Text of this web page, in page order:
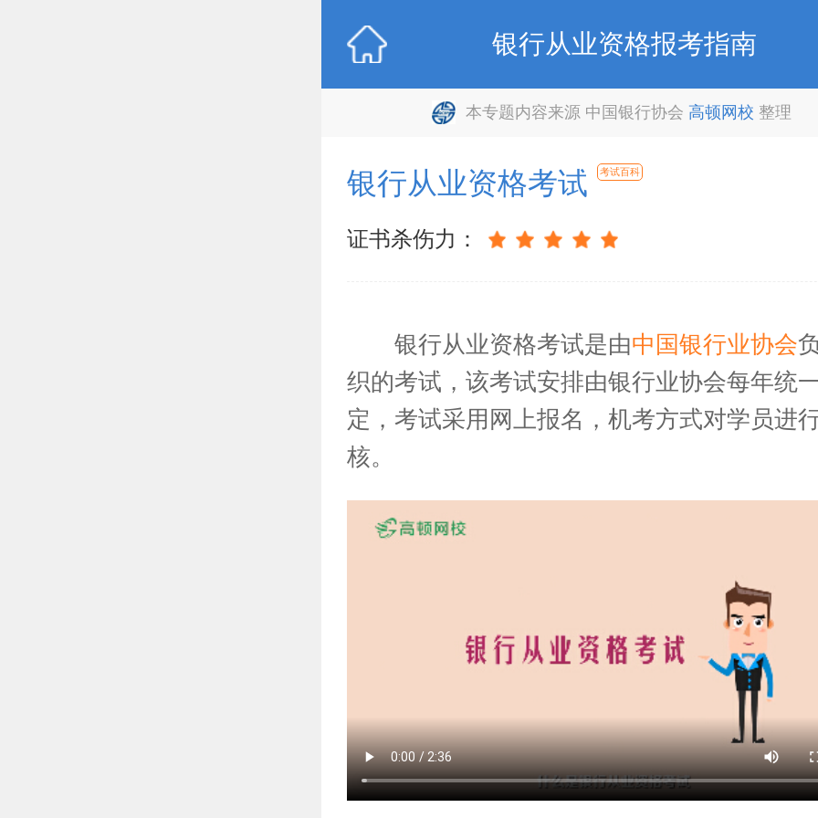
银行从业资格报考指南
本专题内容来源 中国银行协会 高顿网校 整理
银行从业资格考试 考试百科
证书杀伤力：
银行从业资格考试是由中国银行业协会
织的考试，该考试安排由银行业协会每年统
定，考试采用网上报名，机考方式对学员进
核。